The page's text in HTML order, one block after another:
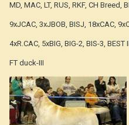
MD, MAC, LT, RUS, RKF, CH Breed,
9xJCAC, 3xJBOB, BISJ, 18xCAC,
4xR.CAC, 5xBIG, BIG-2, BIS-3,
FT duck-III